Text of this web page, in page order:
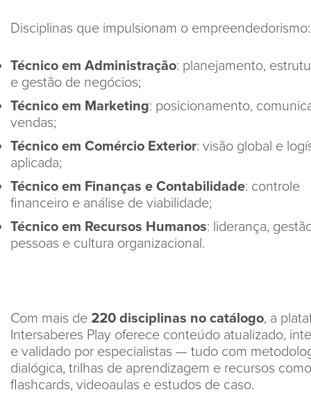
Disciplinas que impulsionam o empreendedorismo:
Técnico em Administração: planejamento,
e gestão de negócios;
Técnico em Marketing: posicionamento,
vendas;
Técnico em Comércio Exterior: visão global e
aplicada;
Técnico em Finanças e Contabilidade: controle
financeiro e análise de viabilidade;
Técnico em Recursos Humanos: liderança,
pessoas e cultura organizacional.
Com mais de 220 disciplinas no catálogo, a
Intersaberes Play oferece conteúdo atualizado,
e validado por especialistas — tudo com
dialógica, trilhas de aprendizagem e recursos como
flashcards, videoaulas e estudos de caso.